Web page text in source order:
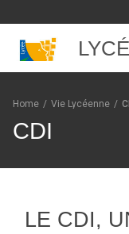
Skip to content
Home / Vie Lycéenne /
CDI
LE CDI,